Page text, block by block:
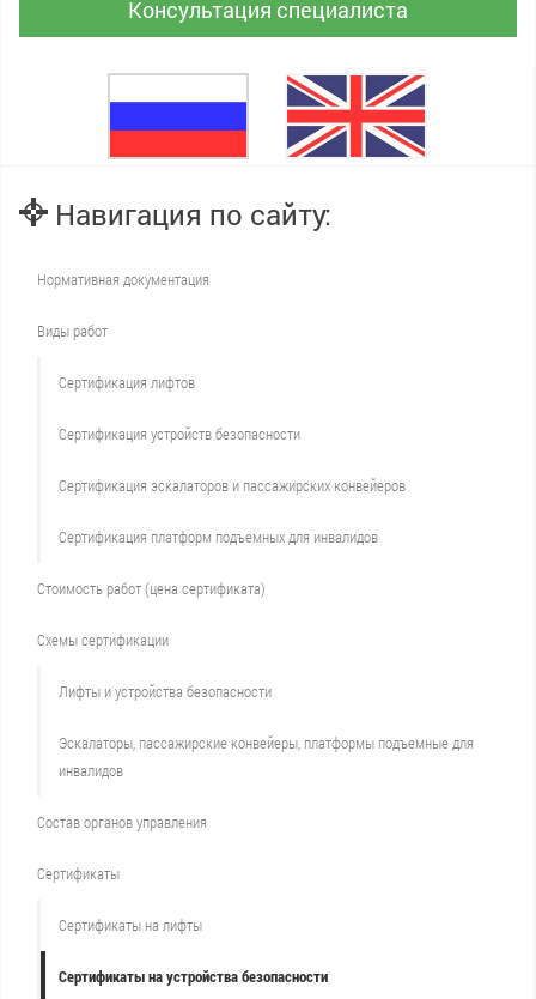
Консультация специалиста
Навигация по сайту:
Нормативная документация
Виды работ
Сертификация лифтов
Сертификация устройств безопасности
Сертификация эскалаторов и пассажирских конвейеров
Сертификация платформ подъемных для инвалидов
Стоимость работ (цена сертификата)
Схемы сертификации
Лифты и устройства безопасности
Эскалаторы, пассажирские конвейеры, платформы подъемные для
инвалидов
Состав органов управления
Сертификаты
Сертификаты на лифты
Сертификаты на устройства безопасности